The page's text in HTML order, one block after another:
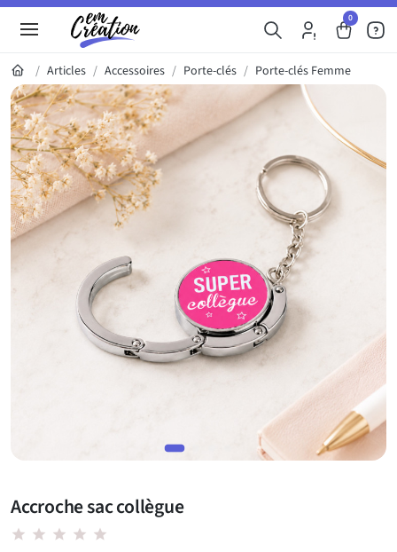
0
Articles Accessoires Porte-clés Porte-clés Femme
Galerie du produit
Accroche sac collègue
star star star star star